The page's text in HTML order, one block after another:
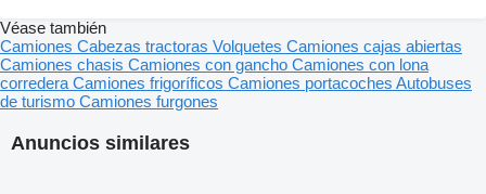
Anuncios similares
Véase también
Camiones Cabezas tractoras Volquetes Camiones cajas abiertas
Camiones chasis Camiones con gancho Camiones con lona
corredera Camiones frigoríficos Camiones portacoches Autobuses
de turismo Camiones furgones